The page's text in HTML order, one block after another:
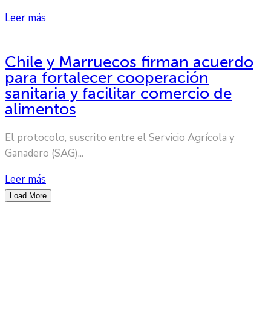
Leer más
Chile y Marruecos firman acuerdo
para fortalecer cooperación
sanitaria y facilitar comercio de
alimentos
El protocolo, suscrito entre el Servicio Agrícola y
Ganadero (SAG)...
Leer más
Load More